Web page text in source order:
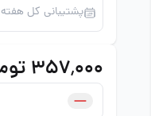
پشتیبانی کل هفته
۳۵۷٬۰۰۰ تومان